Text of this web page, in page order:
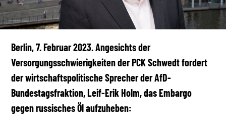
Berlin, 7. Februar 2023. Angesichts der
Versorgungsschwierigkeiten der PCK Schwedt fordert
der wirtschaftspolitische Sprecher der AfD-
Bundestagsfraktion, Leif-Erik Holm, das Embargo
gegen russisches Öl aufzuheben: